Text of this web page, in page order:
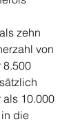
zehn
von
8.500
10.000
die